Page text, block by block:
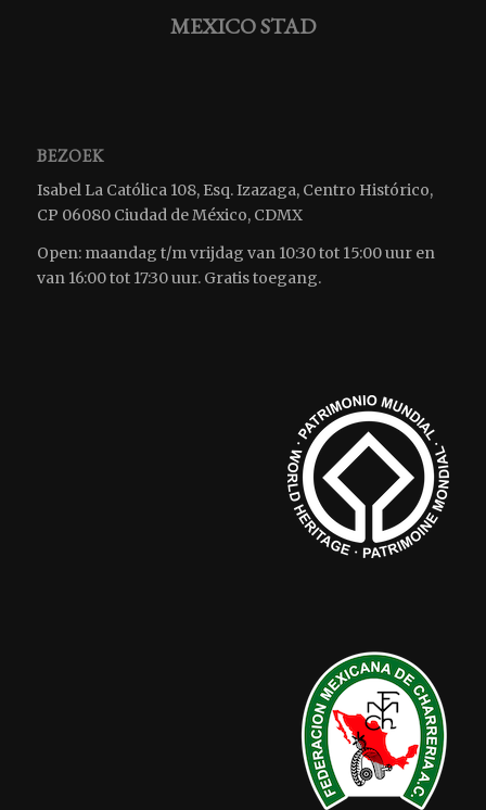
MEXICO STAD
BEZOEK
Isabel La Católica 108, Esq. Izazaga, Centro Histórico,
CP 06080 Ciudad de México, CDMX
Open: maandag t/m vrijdag van 10:30 tot 15:00 uur en
van 16:00 tot 17:30 uur. Gratis toegang.